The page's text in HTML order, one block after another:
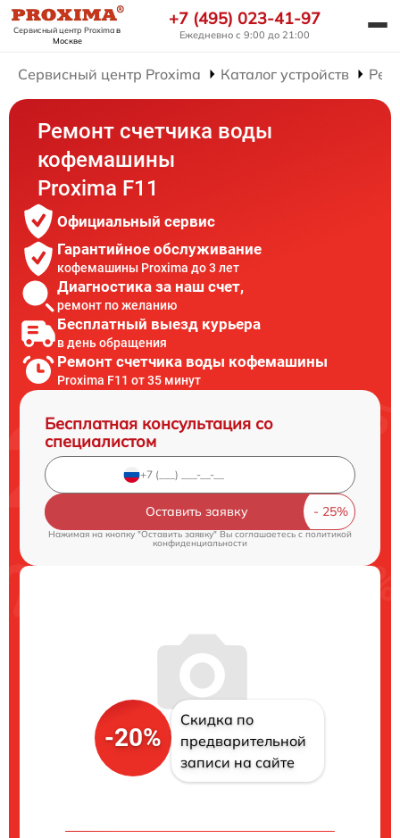
Сервисный центр Proximaв
Москве
+7 (495) 023-41-97
Ежедневно с 9:00 до 21:00
Сервисный центр Proxima Каталог устройств
Ремонт счетчика воды
кофемашины
Proxima F11
Официальный сервис
Гарантийное обслуживание
кофемашины Proxima до 3 лет
Диагностика за наш счет,
ремонт по желанию
Бесплатный выезд курьера
в день обращения
Ремонт счетчика воды кофемашины
Proxima F11 от 35 минут
Бесплатная консультация со
специалистом
Оставить заявку
Нажимая на кнопку "Оставить заявку" Вы соглашаетесь cполитикой
конфиденциальности
-20%
Скидка по
предварительной
записи на сайте